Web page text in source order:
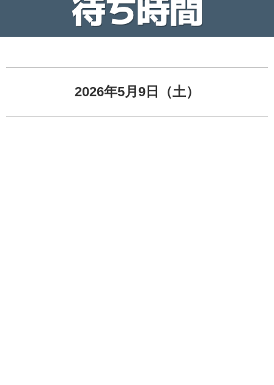
2026年5月9日（土）